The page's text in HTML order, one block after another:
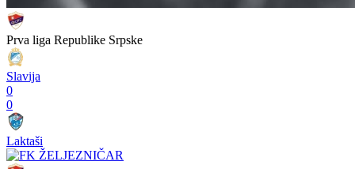
Prva liga Republike Srpske
Slavija
0
0
Laktaši